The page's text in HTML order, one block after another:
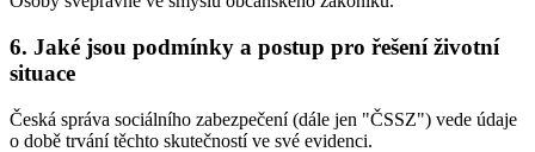
6. Jaké jsou podmínky a postup pro řešení životní
situace
Česká správa sociálního zabezpečení (dále jen "ČSSZ") vede údaje
o době trvání těchto skutečností ve své evidenci.